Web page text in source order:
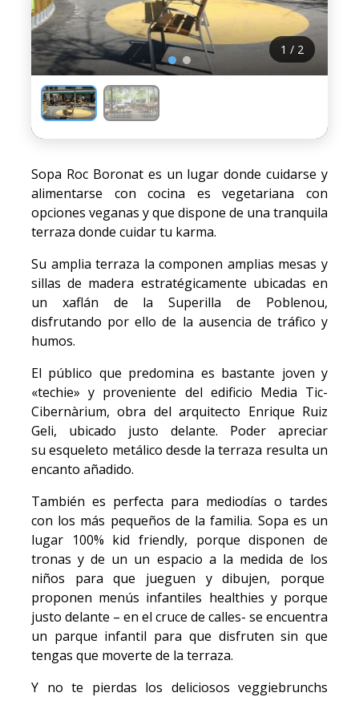
1 / 2
Sopa Roc Boronat es un lugar donde cuidarse y
alimentarse con cocina es vegetariana con
opciones veganas y que dispone de una tranquila
terraza donde cuidar tu karma.
Su amplia terraza la componen amplias mesas y
sillas de madera estratégicamente ubicadas en
un xaflán de la Superilla de Poblenou,
disfrutando por ello de la ausencia de tráfico y
humos.
El público que predomina es bastante joven y
«techie» y proveniente del edificio Media Tic-
Cibernàrium, obra del arquitecto Enrique Ruiz
Geli, ubicado justo delante. Poder apreciar
su esqueleto metálico desde la terraza resulta un
encanto añadido.
También es perfecta para mediodías o tardes
con los más pequeños de la familia. Sopa es un
lugar 100% kid friendly, porque disponen de
tronas y de un un espacio a la medida de los
niños para que jueguen y dibujen, porque
proponen menús infantiles healthies y porque
justo delante – en el cruce de calles- se encuentra
un parque infantil para que disfruten sin que
tengas que moverte de la terraza.
Y no te pierdas los deliciosos veggiebrunchs